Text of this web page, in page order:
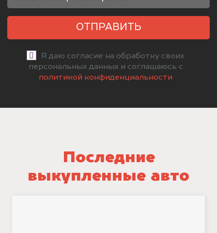
ОТПРАВИТЬ
Я даю согласие на обработку своих
персональных данных и соглашаюсь с
политикой конфиденциальности
Последние
выкупленные авто